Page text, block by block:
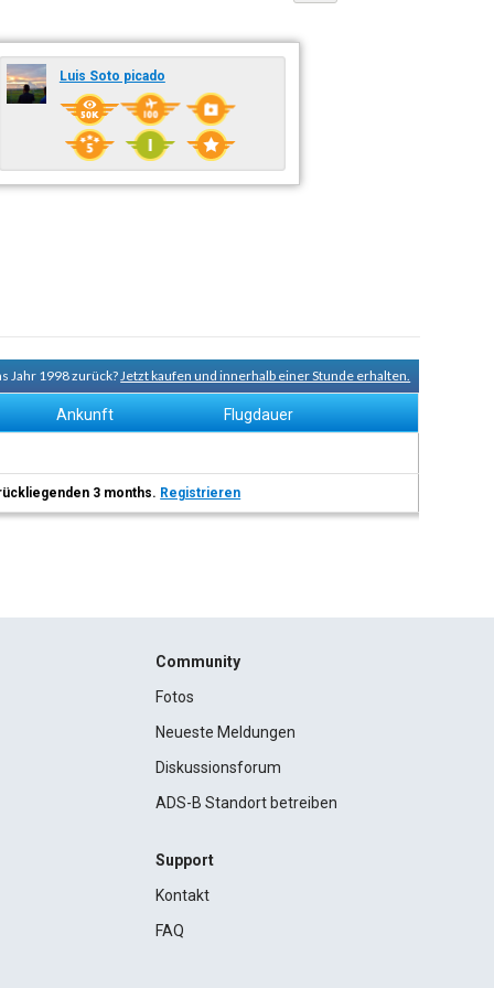
Luis Soto picado
Jahr 1998 zurück?Jetzt kaufen und innerhalb einer Stunde erhalten.
Ankunft Flugdauer
3 months. Registrieren
Community
Fotos
Neueste Meldungen
Diskussionsforum
ADS-B Standort betreiben
Support
Kontakt
FAQ